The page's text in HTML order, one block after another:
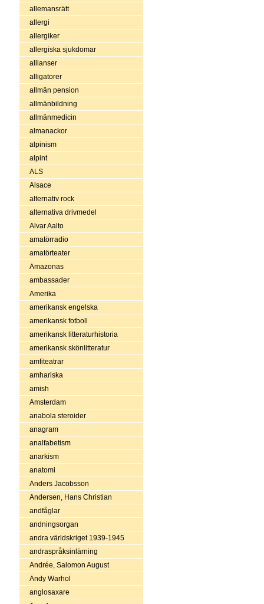
allemansrätt
allergi
allergiker
allergiska sjukdomar
allianser
alligatorer
allmän pension
allmänbildning
allmänmedicin
almanackor
alpinism
alpint
ALS
Alsace
alternativ rock
alternativa drivmedel
Alvar Aalto
amatörradio
amatörteater
Amazonas
ambassader
Amerika
amerikansk engelska
amerikansk fotboll
amerikansk litteraturhistoria
amerikansk skönlitteratur
amfiteatrar
amhariska
amish
Amsterdam
anabola steroider
anagram
analfabetism
anarkism
anatomi
Anders Jacobsson
Andersen, Hans Christian
andfåglar
andningsorgan
andra världskriget 1939-1945
andraspråksinlärning
Andrée, Salomon August
Andy Warhol
anglosaxare